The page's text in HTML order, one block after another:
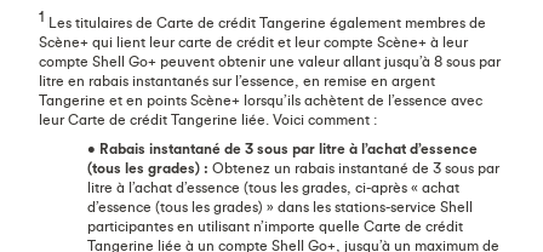
1 Les titulaires de Carte de crédit Tangerine également membres de
Scène+ qui lient leur carte de crédit et leur compte Scène+ à leur
compte Shell Go+ peuvent obtenir une valeur allant jusqu’à 8 sous par
litre en rabais instantanés sur l’essence, en remise en argent
Tangerine et en points Scène+ lorsqu’ils achètent de l’essence avec
leur Carte de crédit Tangerine liée. Voici comment :
• Rabais instantané de 3 sous par litre à l’achat d’essence
(tous les grades) : Obtenez un rabais instantané de 3 sous par
litre à l’achat d’essence (tous les grades, ci-après « achat
d’essence (tous les grades) » dans les stations-service Shell
participantes en utilisant n’importe quelle Carte de crédit
Tangerine liée à un compte Shell Go+, jusqu’à un maximum de